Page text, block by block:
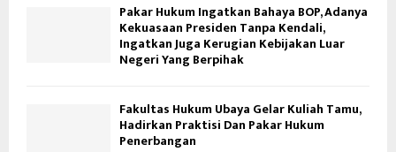
Pakar Hukum Ingatkan Bahaya BOP, Adanya
Kekuasaan Presiden Tanpa Kendali,
Ingatkan Juga Kerugian Kebijakan Luar
Negeri Yang Berpihak
Fakultas Hukum Ubaya Gelar Kuliah Tamu,
Hadirkan Praktisi Dan Pakar Hukum
Penerbangan